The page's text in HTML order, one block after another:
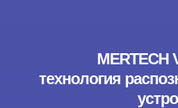
MERTECH
технология